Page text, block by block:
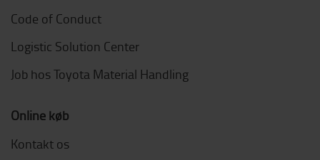
Code of Conduct
Logistic Solution Center
Job hos Toyota Material Handling
Online køb
Kontakt os